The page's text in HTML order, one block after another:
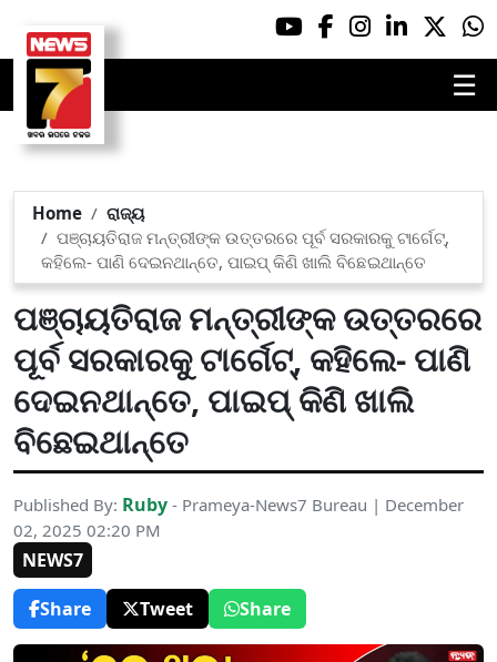
☰
Home
ରାଜ୍ୟ
ପଞ୍ଚାୟତିରାଜ ମନ୍ତ୍ରୀଙ୍କ ଉତ୍ତରରେ ପୂର୍ବ ସରକାରକୁ ଟାର୍ଗେଟ୍,
କହିଲେ- ପାଣି ଦେଇନଥାନ୍ତେ, ପାଇପ୍ କିଣି ଖାଲି ବିଛେଇଥାନ୍ତେ
ପଞ୍ଚାୟତିରାଜ ମନ୍ତ୍ରୀଙ୍କ ଉତ୍ତରରେ
ପୂର୍ବ ସରକାରକୁ ଟାର୍ଗେଟ୍, କହିଲେ- ପାଣି
ଦେଇନଥାନ୍ତେ, ପାଇପ୍ କିଣି ଖାଲି
ବିଛେଇଥାନ୍ତେ
Published By: Ruby - Prameya-News7 Bureau | December
02, 2025 02:20 PM
NEWS7
Share
Tweet Share